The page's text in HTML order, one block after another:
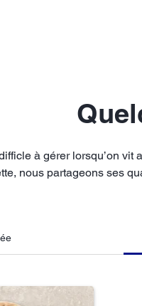
à gérer lorsqu’on vit
nous partageons ses